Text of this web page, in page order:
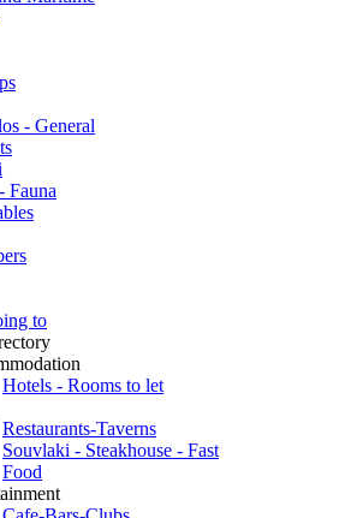
- General
Fauna
to
Hotels - Rooms to let
Restaurants-Taverns
Souvlaki - Steakhouse - Fast
Food